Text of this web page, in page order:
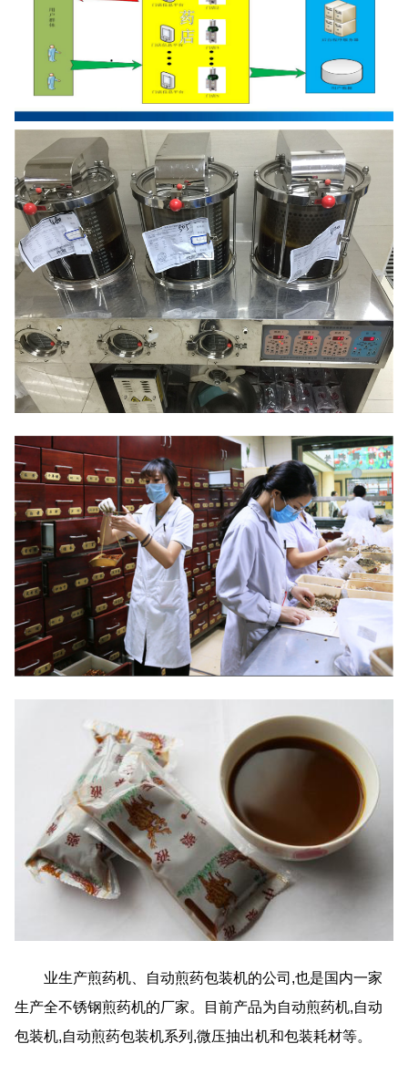
业生产煎药机、自动煎药包装机的公司,也是国内一家
生产全不锈钢煎药机的厂家。目前产品为自动煎药机,自动
包装机,自动煎药包装机系列,微压抽出机和包装耗材等。